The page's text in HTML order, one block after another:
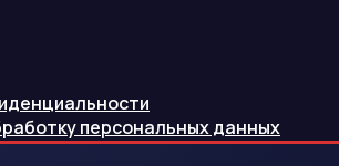
персональных данных
cookie